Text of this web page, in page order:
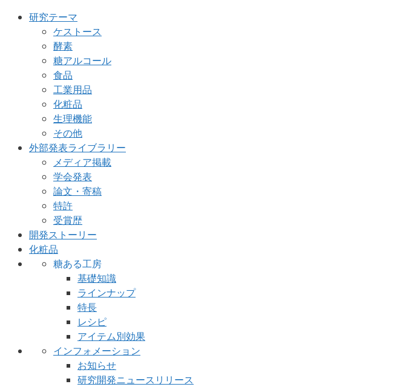
研究テーマ
ケストース
酵素
糖アルコール
食品
工業用品
化粧品
生理機能
その他
外部発表ライブラリー
メディア掲載
学会発表
論文・寄稿
特許
受賞歴
開発ストーリー
化粧品
糖ある工房
基礎知識
ラインナップ
特長
レシピ
アイテム別効果
インフォメーション
お知らせ
研究開発ニュースリリース